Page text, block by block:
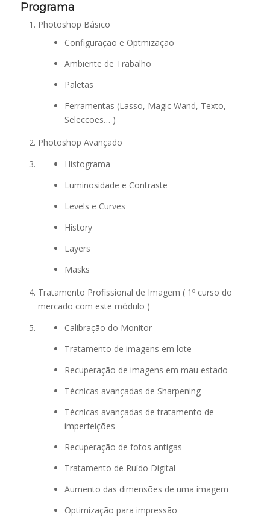
Programa
Photoshop Básico
Configuração e Optmização
Ambiente de Trabalho
Paletas
Ferramentas (Lasso, Magic Wand, Texto,
Seleccões… )
Photoshop Avançado
Histograma
Luminosidade e Contraste
Levels e Curves
History
Layers
Masks
Tratamento Profissional de Imagem ( 1º curso do
mercado com este módulo )
Calibração do Monitor
Tratamento de imagens em lote
Recuperação de imagens em mau estado
Técnicas avançadas de Sharpening
Técnicas avançadas de tratamento de
imperfeições
Recuperação de fotos antigas
Tratamento de Ruído Digital
Aumento das dimensões de uma imagem
Optimização para impressão